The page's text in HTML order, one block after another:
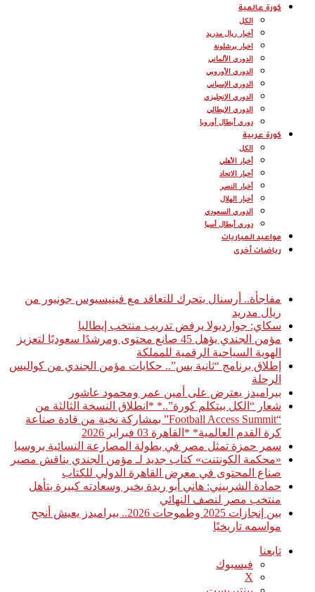
كورة عالمية
الكل
أخبار ريال مدريد
اخبار برشلونة
الدوري الألماني
الدوري الأوروبي
الدوري الإسباني
الدوري الإنجليزي
الدوري الإيطالي
دوري أبطال أوروبا
كورة عربية
الكل
أخبار الأهلي
أخبار الاتحاد
أخبار النصر
أخبار الهلال
الدوري السعودي
دوري أبطال أسيا
مواعيد المباريات
رياضات أخرى
مفاجأة.. أرسنال يتحرك للتعاقد مع فينيسيوس جونيور من
ريال مدريد
سكاي: جوارديولا يرفض تدريب منتخب إيطاليا
مؤمن الجندي يؤهل 45 صانع محتوى ومرشدًا سعوديًا لتعزيز
الهوية السياحية الرقمية للمملكة
إطلاق برنامج “ثانية بس”.. حكايات مؤمن الجندي من كواليس
الرحلة
بيراميدز يعترض على أمين عمر ومحمود عاشور
شعار “الكل بيتكلم كورة”..* *انطلاق النسخة الثالثة من
“Football Access Summit” بمشاركة نخبة من قادة صناعة
كرة القدم العالمية* *القاهرة 03 فبراير 2026
سمر حمزة تمثل مصر في بطولة المصارعة النسائية بروسيا
«محكمة الكونتنت» كتاب جديد لـ مؤمن الجندي يناقش مصير
صناع المحتوى في معرض القاهرة الدولي للكتاب
حمادة الشربيني: هاني أبو ريدة بخير وسعادته كبيرة بتأهل
منتخب مصر لنصف النهائي
بين إنجازات 2025 وطموحات 2026.. بيراميدز يعيش أنجح
مواسمه تاريخيًا
تابعنا
فيسبوك
‫X